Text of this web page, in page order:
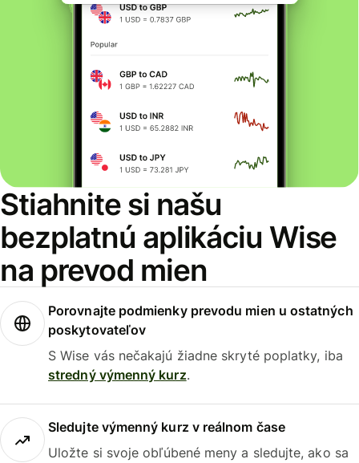
Stiahnite si našu
bezplatnú aplikáciu Wise
na prevod mien
Porovnajte podmienky prevodu mien u ostatných
poskytovateľov
S Wise vás nečakajú žiadne skryté poplatky, iba
stredný výmenný kurz.
Sledujte výmenný kurz v reálnom čase
Uložte si svoje obľúbené meny a sledujte, ako sa